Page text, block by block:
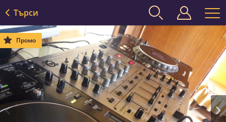
Търси
Промо